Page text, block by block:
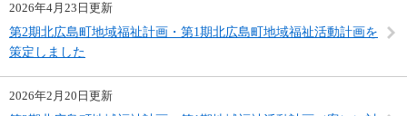
2026年4月23日更新
第2期北広島町地域福祉計画・第1期北広島町地域福祉活動計画を
策定しました
2026年2月20日更新